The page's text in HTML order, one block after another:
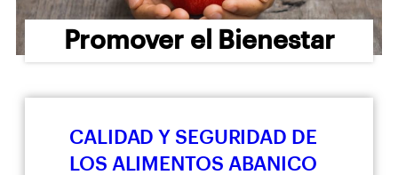
Promover el Bienestar
CALIDAD Y SEGURIDAD DE
LOS ALIMENTOS ABANICO